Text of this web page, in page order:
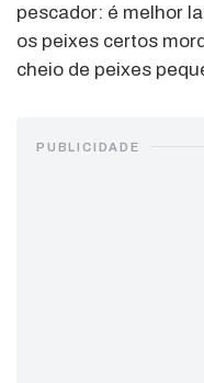
pescador: é melhor
os peixes certos
cheio de peixes
PUBLICIDADE